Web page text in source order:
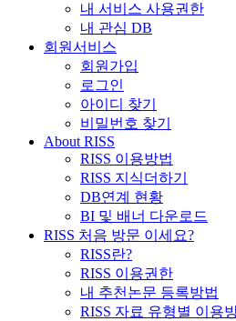
내 서비스 사용권한
내 관심 DB
회원서비스
회원가입
로그인
아이디 찾기
비밀번호 찾기
About RISS
RISS 이용방법
RISS 지식더하기
DB연계 현황
BI 및 배너 다운로드
RISS 처음 방문 이세요?
RISS란?
RISS 이용권한
내 추천논문 등록방법
RISS 자료 유형별 이용